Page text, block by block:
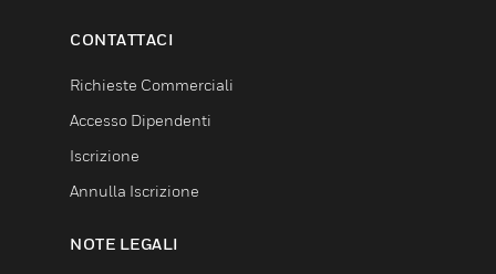
CONTATTACI
Richieste Commerciali
Accesso Dipendenti
Iscrizione
Annulla Iscrizione
NOTE LEGALI